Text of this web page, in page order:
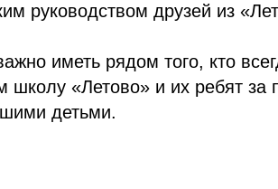
руководством друзей из
иметь рядом того, кто
школу «Летово» и их ребят за
детьми.